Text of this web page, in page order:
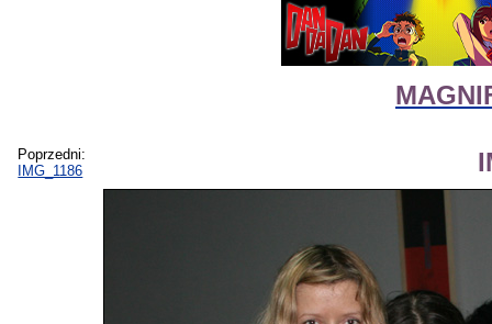
Poprzedni:
IMG_1186